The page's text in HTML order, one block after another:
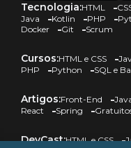
Tecnologia:HTML
Java
Kotlin PHP
Docker
Git Scrum
Cursos:HTML e CSS
PHP
Python SQL e
Artigos:Front-End
React
Spring
DevCast:HTML e CSS